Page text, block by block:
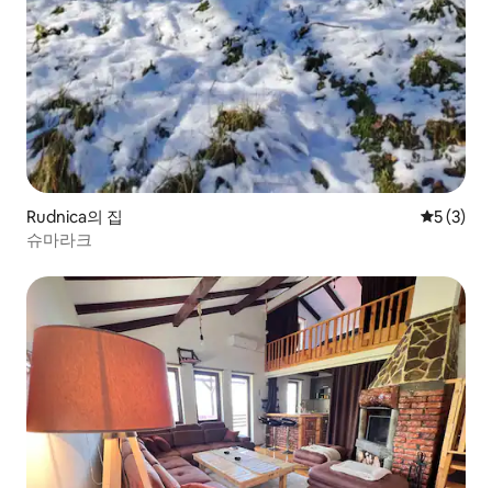
Rudnica의 집 평점 5점
5 (3)
슈마라크